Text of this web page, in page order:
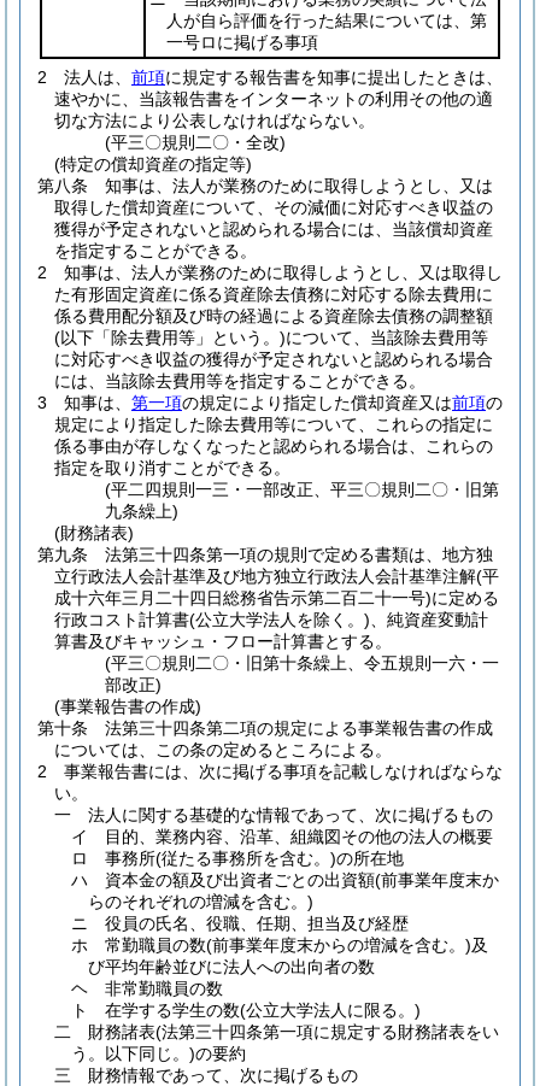
人が自ら評価を行った結果については、第
一号ロに掲げる事項
2
法人は、 前項に規定する報告書を知事に提出したときは、
速やかに、当該報告書をインターネットの利用その他の適
切な方法により公表しなければならない。
(平三〇規則二〇・全改)
(特定の償却資産の指定等)
第八条
知事は、法人が業務のために取得しようとし、又は
取得した償却資産について、その減価に対応すべき収益の
獲得が予定されないと認められる場合には、当該償却資産
を指定することができる。
2
知事は、法人が業務のために取得しようとし、又は取得し
た有形固定資産に係る資産除去債務に対応する除去費用に
係る費用配分額及び時の経過による資産除去債務の調整額
(以下「除去費用等」という。)について、当該除去費用等
に対応すべき収益の獲得が予定されないと認められる場合
には、当該除去費用等を指定することができる。
3
知事は、 第一項の規定により指定した償却資産又は前項の
規定により指定した除去費用等について、これらの指定に
係る事由が存しなくなったと認められる場合は、これらの
指定を取り消すことができる。
(平二四規則一三・一部改正、平三〇規則二〇・旧第
九条繰上)
(財務諸表)
第九条
法第三十四条第一項の規則で定める書類は、地方独
立行政法人会計基準及び地方独立行政法人会計基準注解(平
成十六年三月二十四日総務省告示第二百二十一号)に定める
行政コスト計算書(公立大学法人を除く。) 、純資産変動計
算書及びキャッシュ・フロー計算書とする。
(平三〇規則二〇・旧第十条繰上、令五規則一六・一
部改正)
(事業報告書の作成)
第十条
法第三十四条第二項の規定による事業報告書の作成
については、この条の定めるところによる。
2
事業報告書には、次に掲げる事項を記載しなければならな
い。
一
法人に関する基礎的な情報であって、次に掲げるもの
イ
目的、業務内容、沿革、組織図その他の法人の概要
ロ
事務所(従たる事務所を含む。)の所在地
ハ
資本金の額及び出資者ごとの出資額(前事業年度末か
らのそれぞれの増減を含む。)
ニ
役員の氏名、役職、任期、担当及び経歴
ホ
常勤職員の数(前事業年度末からの増減を含む。)及
び平均年齢並びに法人への出向者の数
ヘ
非常勤職員の数
ト
在学する学生の数(公立大学法人に限る。)
二
財務諸表(法第三十四条第一項に規定する財務諸表をい
う。以下同じ。)の要約
三
財務情報であって、次に掲げるもの